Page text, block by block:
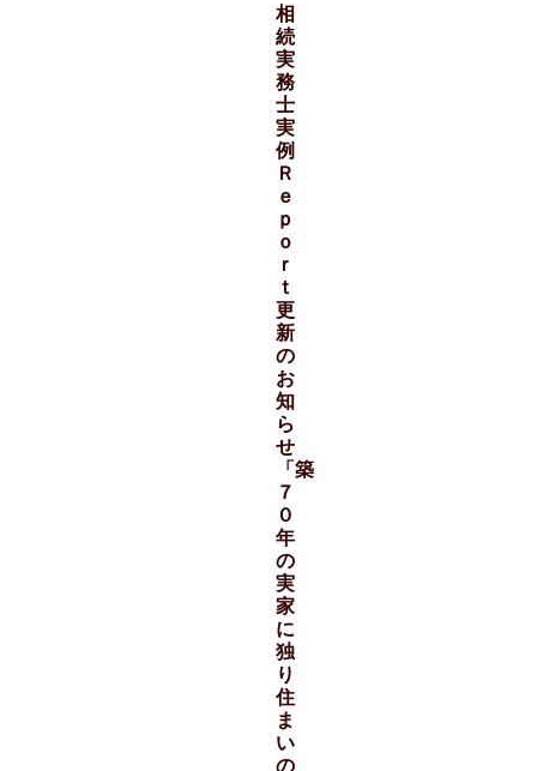
相
続
実
務
士
実
例
Ｒ
ｅ
ｐ
ｏ
ｒ
ｔ
更
新
の
お
知
ら
せ
「築
７
０
年
の
実
家
に
独
り
住
ま
い
の